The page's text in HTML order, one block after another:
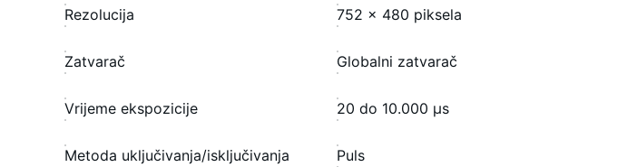
Rezolucija 752 × 480 piksela
Zatvarač Globalni zatvarač
Vrijeme ekspozicije 20 do 10.000 μs
Metoda uključivanja/isključivanja
Puls